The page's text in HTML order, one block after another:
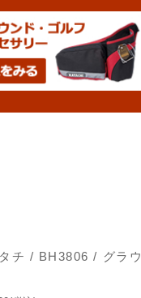
チ / BH3806 / グラウ